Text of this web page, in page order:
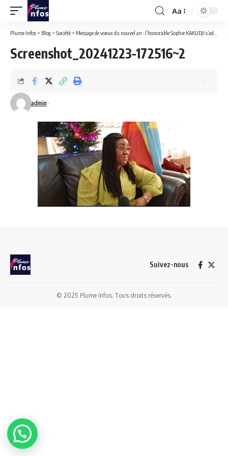
Font
Resizer
Aa
Plume Infos > Blog > Société > Message de voeux du nouvel an : l’honorable Sophie KAKUDJI s’adresse à ses électeurs et aux membres de son parti politique Acr où elle est Secrétaire Générale.
Screenshot_20241223-172516~2
admin
Suivez-nous
© 2025 Plume Infos. Tous droits réservés.